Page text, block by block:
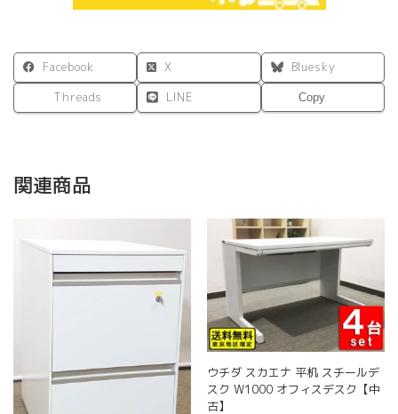
Facebook X
Bluesky
Threads
LINE Copy
関連商品
ウチダ スカエナ 平机 スチールデ
スク W1000 オフィスデスク【中
古】